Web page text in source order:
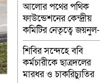
আলোর পথের পথিক
ফাউন্ডেশনের কেন্দ্রীয়
কমিটির নেতৃত্বে জয়নুল-
মাসুম
শিবির সন্দেহে ববি
কর্মচারীকে ছাত্রদলের
মারধর ও চাকরিচ্যুতির